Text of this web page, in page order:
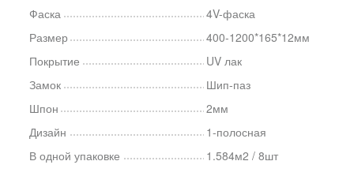
Фаска
4V-фаска
Размер
400-1200*165*12мм
Покрытие
UV лак
Замок
Шип-паз
Шпон
2мм
Дизайн
1-полосная
В одной упаковке
1.584м2 / 8шт